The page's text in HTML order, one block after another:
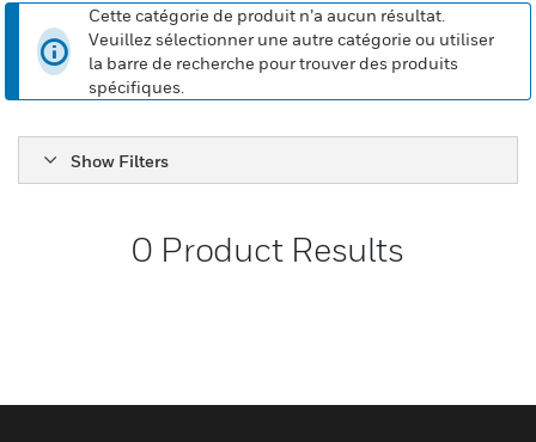
Cette catégorie de produit n’a aucun résultat.
Veuillez sélectionner une autre catégorie ou utiliser
la barre de recherche pour trouver des produits
spécifiques.
Show Filters
0 Product Results